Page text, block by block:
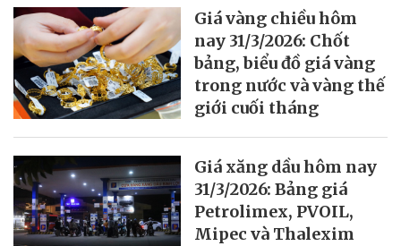
Giá vàng chiều hôm
nay 31/3/2026: Chốt
bảng, biểu đồ giá vàng
trong nước và vàng thế
giới cuối tháng
Giá xăng dầu hôm nay
31/3/2026: Bảng giá
Petrolimex, PVOIL,
Mipec và Thalexim